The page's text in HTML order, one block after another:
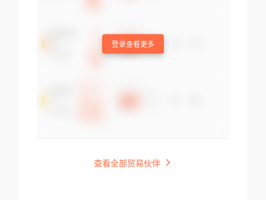
登录查看更多
查看全部贸易伙伴